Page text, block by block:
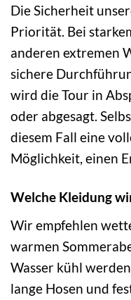
Die Sicherheit
Priorität. Bei
anderen extremen
sichere
wird die Tour in
oder abgesagt.
diesem Fall eine
Möglichkeit, einen
Welche Kleidung
Wir empfehlen
warmen
Wasser kühl
lange Hosen und